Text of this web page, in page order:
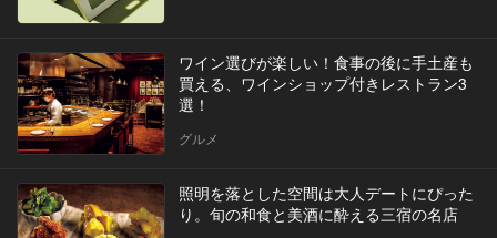
ワイン選びが楽しい！食事の後に手土産も
買える、ワインショップ付きレストラン3
選！
グルメ
照明を落とした空間は大人デートにぴった
り。旬の和食と美酒に酔える三宿の名店